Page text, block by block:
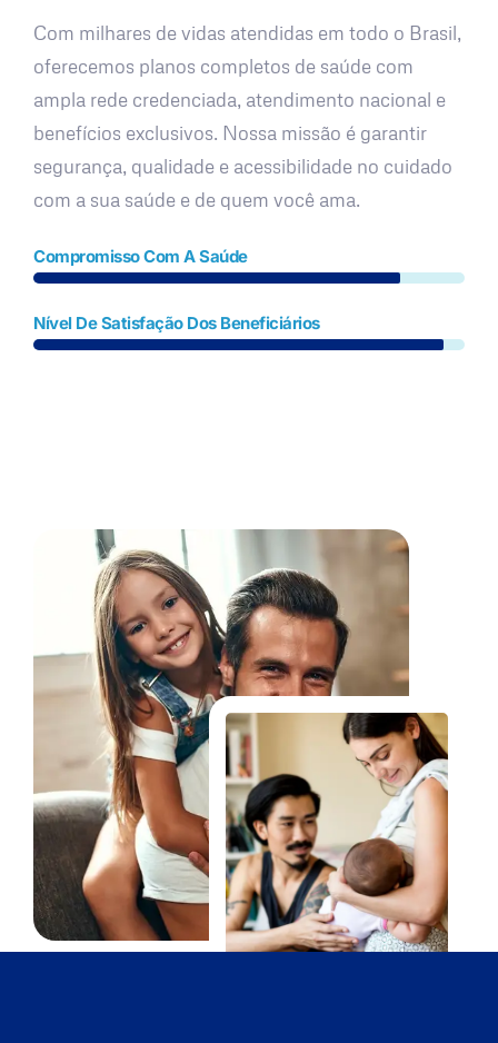
Com milhares de vidas atendidas em todo o Brasil,
oferecemos planos completos de saúde com
ampla rede credenciada, atendimento nacional e
benefícios exclusivos. Nossa missão é garantir
segurança, qualidade e acessibilidade no cuidado
com a sua saúde e de quem você ama.
Compromisso Com A Saúde
Nível De Satisfação Dos Beneficiários